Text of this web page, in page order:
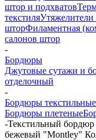
штор и подхватов
текстиля
шторФиламентная
салонов штор
-
Бордюры
Джутовые сутажи и
отделочный
-
Бордюры текстильные
Бордюры плетеные
-Текстильный
бежевый "Montley"